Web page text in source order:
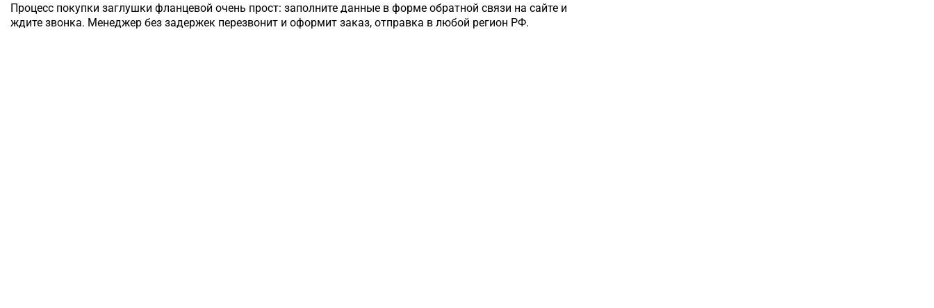
Процесс покупки заглушки фланцевой очень прост: заполните данные в форме обратной связи на сайте и
ждите звонка. Менеджер без задержек перезвонит и оформит заказ, отправка в любой регион РФ.